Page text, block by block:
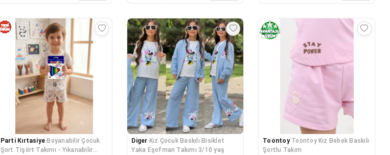
Parti Kırtasiye Boyanabilir Çocuk
Şort Tişört Takımı - Yıkanabilir
Diger Kız Çocuk Baskılı Bisiklet
Yaka Eşofman Takımı 3/10 yaş
Toontoy Toontoy Kız Bebek Baskılı
Şortlu Takım